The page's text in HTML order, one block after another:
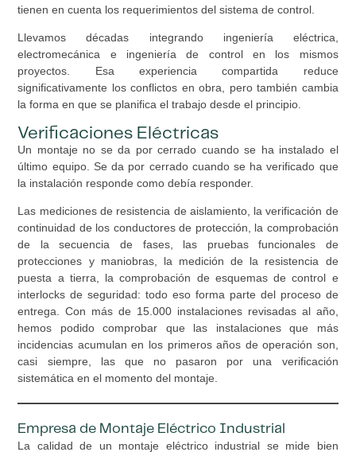
tienen en cuenta los requerimientos del sistema de control.
Llevamos décadas integrando ingeniería eléctrica,
electromecánica e ingeniería de control en los mismos
proyectos. Esa experiencia compartida reduce
significativamente los conflictos en obra, pero también cambia
la forma en que se planifica el trabajo desde el principio.
Verificaciones Eléctricas
Un montaje no se da por cerrado cuando se ha instalado el
último equipo. Se da por cerrado cuando se ha verificado que
la instalación responde como debía responder.
Las mediciones de resistencia de aislamiento, la verificación de
continuidad de los conductores de protección, la comprobación
de la secuencia de fases, las pruebas funcionales de
protecciones y maniobras, la medición de la resistencia de
puesta a tierra, la comprobación de esquemas de control e
interlocks de seguridad: todo eso forma parte del proceso de
entrega. Con más de 15.000 instalaciones revisadas al año,
hemos podido comprobar que las instalaciones que más
incidencias acumulan en los primeros años de operación son,
casi siempre, las que no pasaron por una verificación
sistemática en el momento del montaje.
Empresa de Montaje Eléctrico Industrial
La calidad de un montaje eléctrico industrial se mide bien